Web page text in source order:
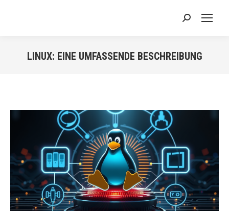
Search:
LINUX: EINE UMFASSENDE BESCHREIBUNG